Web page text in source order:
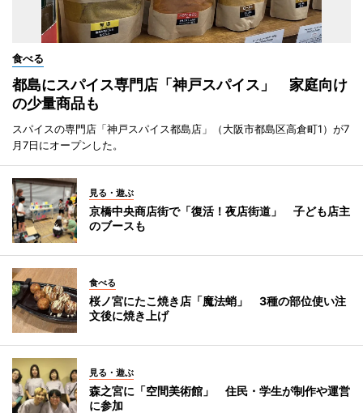
食べる
都島にスパイス専門店「神戸スパイス」 家庭向け
の少量商品も
スパイスの専門店「神戸スパイス都島店」（大阪市都島区高倉町1）が7
月7日にオープンした。
見る・遊ぶ
京橋中央商店街で「復活！夜店街道」 子ども店主
のブースも
食べる
桜ノ宮にたこ焼き店「魔法蛸」 3種の部位使い注
文後に焼き上げ
見る・遊ぶ
森之宮に「空間美術館」 住民・学生が制作や運営
に参加